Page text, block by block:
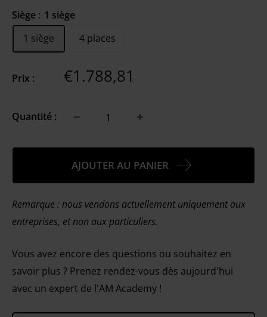
Siège : 1 siège
1 siège
4 places
Prix : Sale
€1.788,81
Quantité :
AJOUTER AU PANIER
Remarque : nous vendons actuellement uniquement aux
entreprises, et non aux particuliers.
Vous avez encore des questions ou souhaitez en
savoir plus ? Prenez rendez-vous dès aujourd'hui
avec un expert de l'AM Academy !